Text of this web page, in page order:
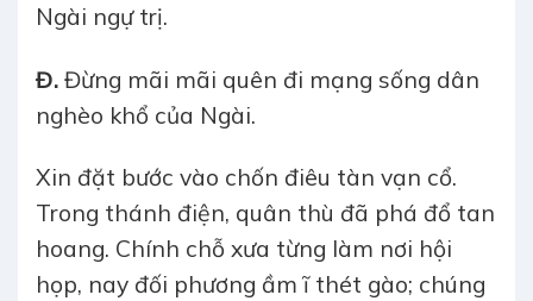
Ngài ngự trị.
Đ. Đừng mãi mãi quên đi mạng sống dân
nghèo khổ của Ngài.
Xin đặt bước vào chốn điêu tàn vạn cổ.
Trong thánh điện, quân thù đã phá đổ tan
hoang. Chính chỗ xưa từng làm nơi hội
họp, nay đối phương ầm ĩ thét gào; chúng